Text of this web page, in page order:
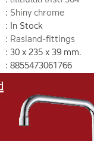
Shiny chrome
In Stock
Rasland-fittings
30 x 235 x 39 mm.
8855473061766